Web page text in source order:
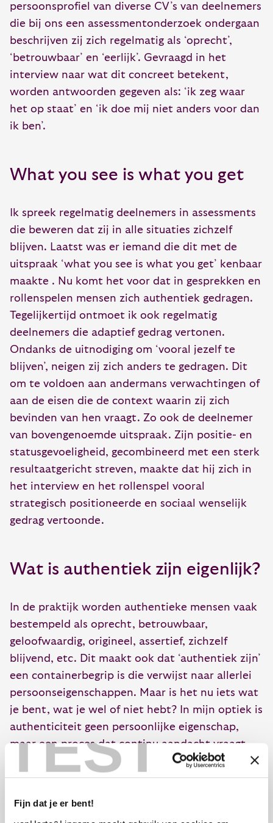
TEST
Fijn dat je er bent!
persoonsprofiel van diverse CV’s van deelnemers
die bij ons een assessmentonderzoek ondergaan
beschrijven zij zich regelmatig als ‘oprecht’,
‘betrouwbaar’ en ‘eerlijk’. Gevraagd in het
interview naar wat dit concreet betekent,
worden antwoorden gegeven als: ‘ik zeg waar
het op staat’ en ‘ik doe mij niet anders voor dan
ik ben’.
What you see is what you get
Ik spreek regelmatig deelnemers in assessments
die beweren dat zij in alle situaties zichzelf
blijven. Laatst was er iemand die dit met de
uitspraak ‘what you see is what you get’ kenbaar
maakte . Nu komt het voor dat in gesprekken en
rollenspelen mensen zich authentiek gedragen.
Tegelijkertijd ontmoet ik ook regelmatig
deelnemers die adaptief gedrag vertonen.
Ondanks de uitnodiging om ‘vooral jezelf te
blijven’, neigen zij zich anders te gedragen. Dit
om te voldoen aan andermans verwachtingen of
aan de eisen die de context waarin zij zich
bevinden van hen vraagt. Zo ook de deelnemer
van bovengenoemde uitspraak. Zijn positie- en
statusgevoeligheid, gecombineerd met een sterk
resultaatgericht streven, maakte dat hij zich in
het interview en het rollenspel vooral
strategisch positioneerde en sociaal wenselijk
gedrag vertoonde.
Wat is authentiek zijn eigenlijk?
In de praktijk worden authentieke mensen vaak
bestempeld als oprecht, betrouwbaar,
geloofwaardig, origineel, assertief, zichzelf
blijvend, etc. Dit maakt ook dat ‘authentiek zijn’
een containerbegrip is die verwijst naar allerlei
persoonseigenschappen. Maar is het nu iets wat
je bent, wat je wel of niet hebt? In mijn optiek is
authenticiteit geen persoonlijke eigenschap,
maar een proces dat continu aandacht vraagt
om verbinding te zoeken met jezelf en anderen,
om persoonlijk leiderschap te tonen. Het vraagt
luisteren naar je gevoel, hierop te reflecteren, dit